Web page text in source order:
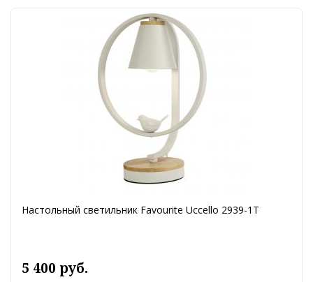
Настольный светильник Favourite Uccello 2939-1T
5 400 руб.